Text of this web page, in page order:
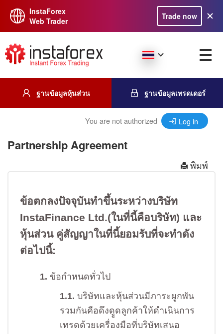
InstaForex
Web Trader
Trade now
ฐานข้อมูลหุ้นส่วน ฐานข้อมูลเทรดเดอร์
You are not authorized Log in
Partnership Agreement
พิมพ์